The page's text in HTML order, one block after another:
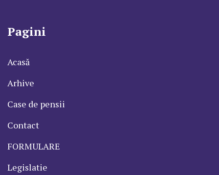
Pagini
Acasă
Arhive
Case de pensii
Contact
FORMULARE
Legislatie